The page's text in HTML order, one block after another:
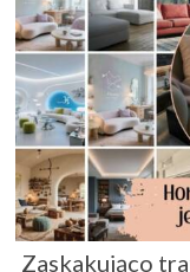
Zaskakująco